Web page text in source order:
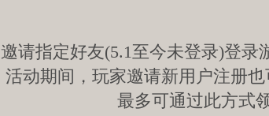
邀请指定好友(5.1至今未登录)登录
活动期间，玩家邀请新用户注册
最多可通过此方式